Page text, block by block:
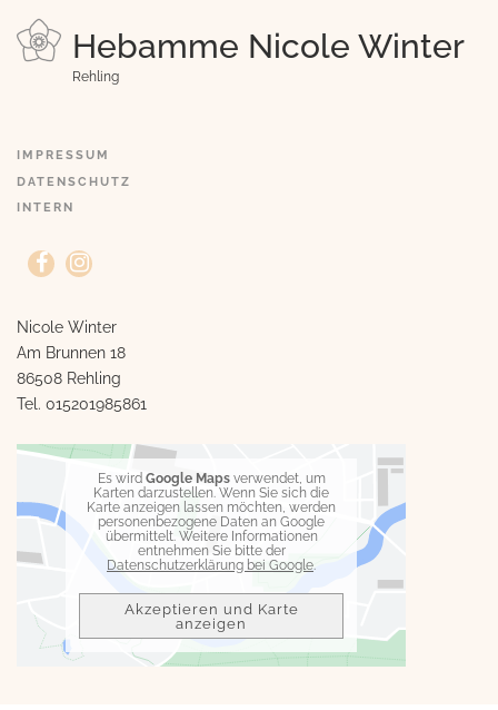
Hebamme Nicole Winter
Rehling
IMPRESSUM
DATENSCHUTZ
INTERN
Nicole Winter
Am Brunnen 18
86508 Rehling
Tel. 015201985861
Es wird Google Mapsverwendet, um
Karten darzustellen. Wenn Sie sich die
Karte anzeigen lassen möchten, werden
personenbezogene Daten an Google
übermittelt. Weitere Informationen
entnehmen Sie bitte der
Datenschutzerklärung bei Google.
Akzeptieren und Karte
anzeigen